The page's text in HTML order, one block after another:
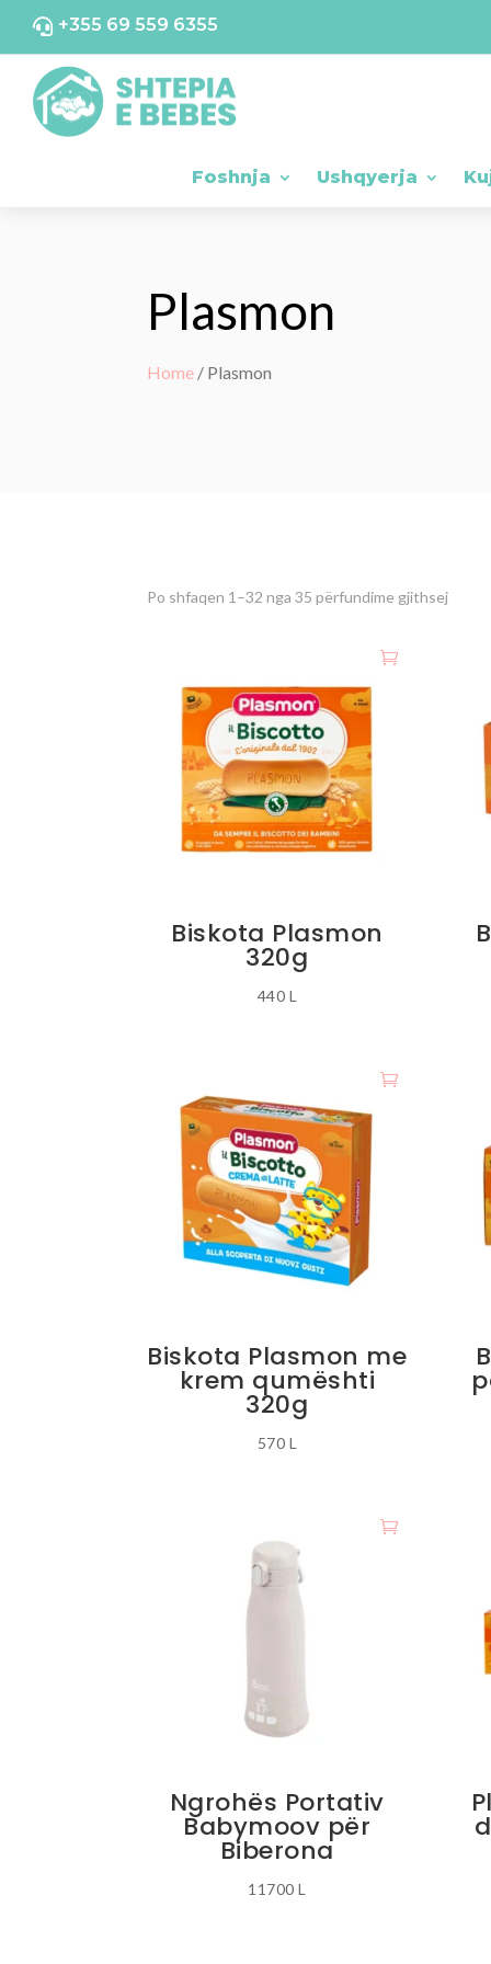
 +355 69 559 6355
Foshnja Ushqyerja
Plasmon
Home / Plasmon
Po shfaqen 1–32 nga 35 përfundime gjithsej
Biskota Plasmon
320g
440 L
Biskota Plasmon me
krem qumështi
320g
570 L
Ngrohës Portativ
Babymoov për
Biberona
11700L